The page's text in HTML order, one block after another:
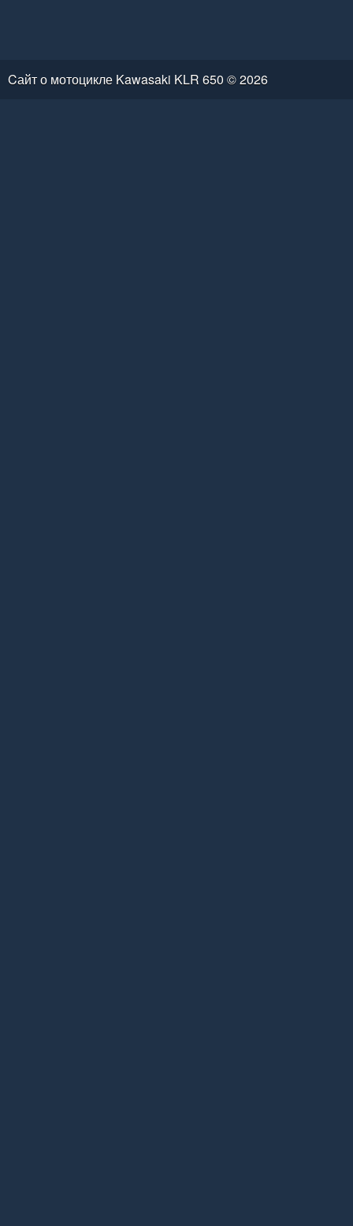
Cайт о мотоцикле Kawasaki KLR 650 © 2026